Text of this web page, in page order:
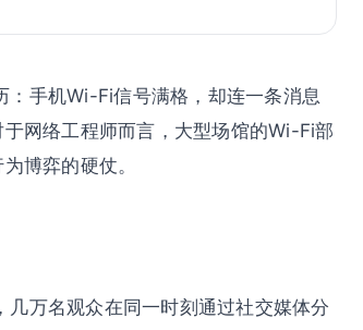
：手机Wi-Fi信号满格，却连一条消息
网络工程师而言，大型场馆的Wi-Fi部
博弈的硬仗。
万名观众在同一时刻通过社交媒体分